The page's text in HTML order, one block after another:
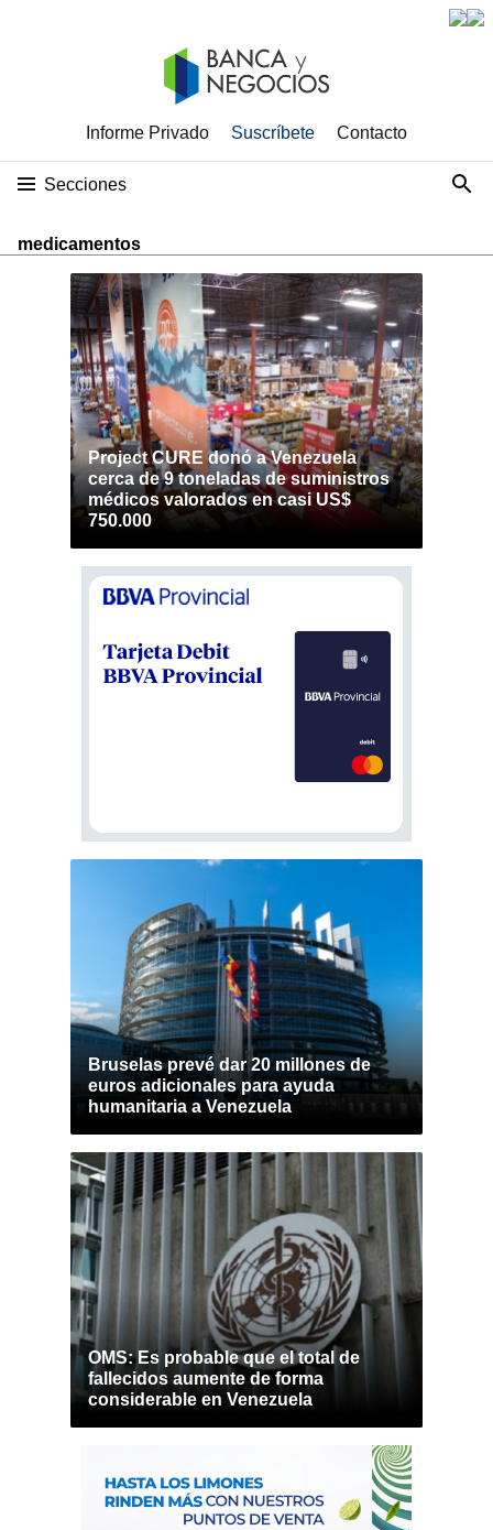
Informe Privado Suscríbete Contacto
Secciones
medicamentos
Project CURE donó a Venezuela
cerca de 9 toneladas de suministros
médicos valorados en casi US$
750.000
Bruselas prevé dar 20 millones de
euros adicionales para ayuda
humanitaria a Venezuela
OMS: Es probable que el total de
fallecidos aumente de forma
considerable en Venezuela